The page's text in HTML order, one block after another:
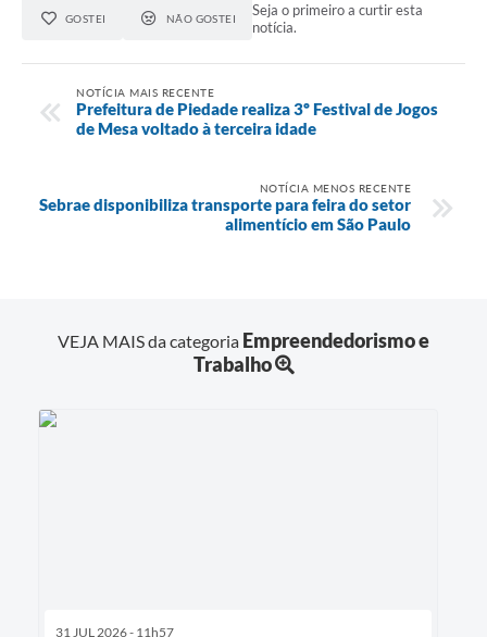
GOSTEI NÃO GOSTEI
Seja o primeiro a curtir esta
notícia.
NOTÍCIA MAIS RECENTE
Prefeitura de Piedade realiza 3º Festival de Jogos
de Mesa voltado à terceira idade
NOTÍCIA MENOS RECENTE
Sebrae disponibiliza transporte para feira do setor
alimentício em São Paulo
VEJA MAIS da categoria Empreendedorismo e
Trabalho
31 JUL 2026 - 11h57